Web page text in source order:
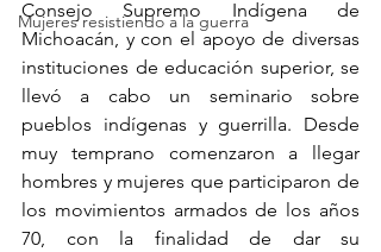
Mujeres resistiendo a la guerra
Consejo Supremo Indígena de
Michoacán, y con el apoyo de diversas
instituciones de educación superior, se
llevó a cabo un seminario sobre
pueblos indígenas y guerrilla. Desde
muy temprano comenzaron a llegar
hombres y mujeres que participaron de
los movimientos armados de los años
70, con la finalidad de dar su